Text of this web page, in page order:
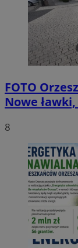
FOTO
Nowe
8